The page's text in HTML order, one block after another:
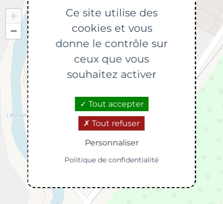
+
−
Ce site utilise des
cookies et vous
donne le contrôle sur
ceux que vous
souhaitez activer
Tout accepter
Tout refuser
Personnaliser
Politique de confidentialité